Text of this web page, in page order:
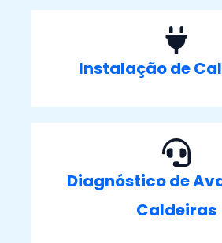
Instalação de
Diagnóstico de
Caldeiras